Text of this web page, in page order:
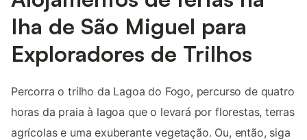
Iha de São Miguel para
Exploradores de Trilhos
Percorra o trilho da Lagoa do Fogo, percurso de quatro
horas da praia à lagoa que o levará por florestas, terras
agrícolas e uma exuberante vegetação. Ou, então, siga